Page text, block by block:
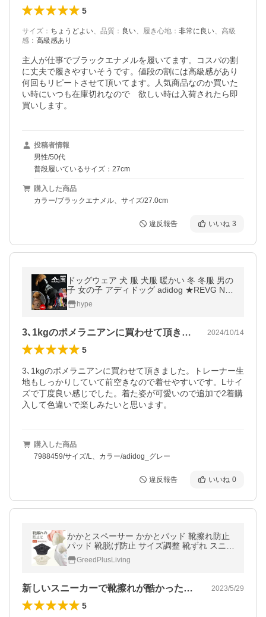
5
サイズ ： ちょうどよい、 品質 ： 良い、 履き心地 ： 非常に良い、 高級
感 ： 高級感あり
主人が仕事でブラックエナメルを履いてます。コスパの割
に丈夫で履きやすいそうです。値段の割には高級感があり
何回もリピートさせて頂いてます。人気商品なのか買いた
い時にいつも在庫切れなので　欲しい時は入荷されたら即
買いします。
投稿者情報
男性/50代
普段履いているサイズ：27cm
購入した商品
カラー/ブラックエナメル、サイズ/27.0cm
違反報告 いいね 3
ドッグウェア 犬 服 犬服 暖かい 冬 冬服 男の
子 女の子 アディドッグ adidog ★REVG NE
K 7988459 7988345 ペット服 小型犬 つなぎ
パーカー お散歩
hype
3､1kgのポメラニアンに買わせて頂き… 2024/10/14
5
3､1kgのポメラニアンに買わせて頂きました。トレーナー生
地もしっかりしていて前空きなので着せやすいです。Lサイ
ズで丁度良い感じでした。着た姿が可愛いので追加で2着購
入して色違いで楽しみたいと思います。
購入した商品
7988459/サイズ/L、カラー/adidog_グレー
違反報告 いいね 0
かかとスペーサー かかとパッド 靴擦れ防止
パッド 靴脱げ防止 サイズ調整 靴ずれ スニー
カー 保護パッド 左右セット かかとクッショ
ン 靴擦れ対策 サイズ調整
GreedPlusLiving
新しいスニーカーで靴擦れが酷かったので… 2023/5/29
5